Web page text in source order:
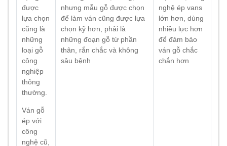
được
lựa chọn
cũng là
những
loại gỗ
công
nghiệp
thông
thường.
Ván gỗ
ép với
công
nghệ cũ,
nhưng mẫu gỗ được chọn
để làm ván cũng được lựa
chọn kỹ hơn, phải là
những đoạn gỗ từ phần
thân, rắn chắc và không
sâu bệnh
nghệ ép vans
lớn hơn, dùng
nhiều lực hơn
để đảm bảo
ván gỗ chắc
chắn hơn